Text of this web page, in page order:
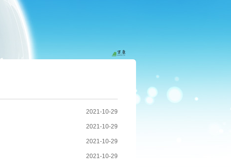
2021-10-29
2021-10-29
2021-10-29
2021-10-29